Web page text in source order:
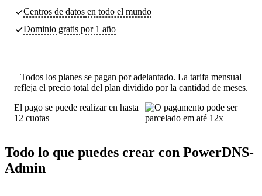
Centros de datos en todo el mundo
Dominio gratis por 1 año
Todos los planes se pagan por adelantado. La tarifa mensual
refleja el precio total del plan dividido por la cantidad de meses.
El pago se puede realizar en hasta
12 cuotas
Todo lo que puedes crear con PowerDNS-
Admin